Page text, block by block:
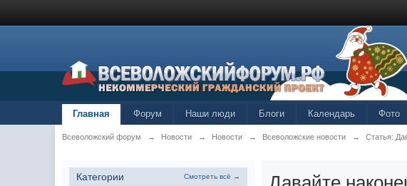
Главная Форум Наши люди Блоги Календарь Фото
Всеволожский форум → Новости → Новости → Всеволожские новости → Статья:
Категории Смотреть всё →